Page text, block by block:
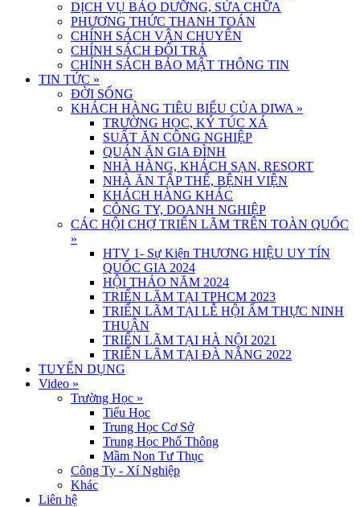
DỊCH VỤ BẢO DƯỠNG, SỬA CHỮA
PHƯƠNG THỨC THANH TOÁN
CHÍNH SÁCH VẬN CHUYỂN
CHÍNH SÁCH ĐỔI TRẢ
CHÍNH SÁCH BẢO MẬT THÔNG TIN
TIN TỨC »
ĐỜI SỐNG
KHÁCH HÀNG TIÊU BIỂU CỦA DIWA »
TRƯỜNG HỌC, KÝ TÚC XÁ
SUẤT ĂN CÔNG NGHIỆP
QUÁN ĂN GIA ĐÌNH
NHÀ HÀNG, KHÁCH SẠN, RESORT
NHÀ ĂN TẬP THỂ, BỆNH VIỆN
KHÁCH HÀNG KHÁC
CÔNG TY, DOANH NGHIỆP
CÁC HỘI CHỢ TRIỂN LÃM TRÊN TOÀN QUỐC
»
HTV 1- Sự Kiện THƯƠNG HIỆU UY TÍN
QUỐC GIA 2024
HỘI THẢO NĂM 2024
TRIỂN LÃM TẠI TPHCM 2023
TRIỂN LÃM TẠI LỄ HỘI ẨM THỰC NINH
THUẬN
TRIỂN LÃM TẠI HÀ NỘI 2021
TRIỂN LÃM TẠI ĐÀ NẴNG 2022
TUYỂN DỤNG
Video »
Trường Học »
Tiểu Học
Trung Học Cơ Sở
Trung Học Phổ Thông
Mầm Non Tư Thục
Công Ty - Xí Nghiệp
Khác
Liên hệ